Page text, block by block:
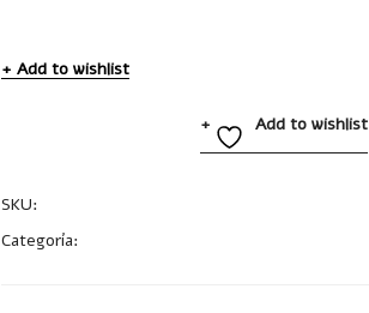
Add to wishlist
Add to wishlist
SKU:
Categoría: